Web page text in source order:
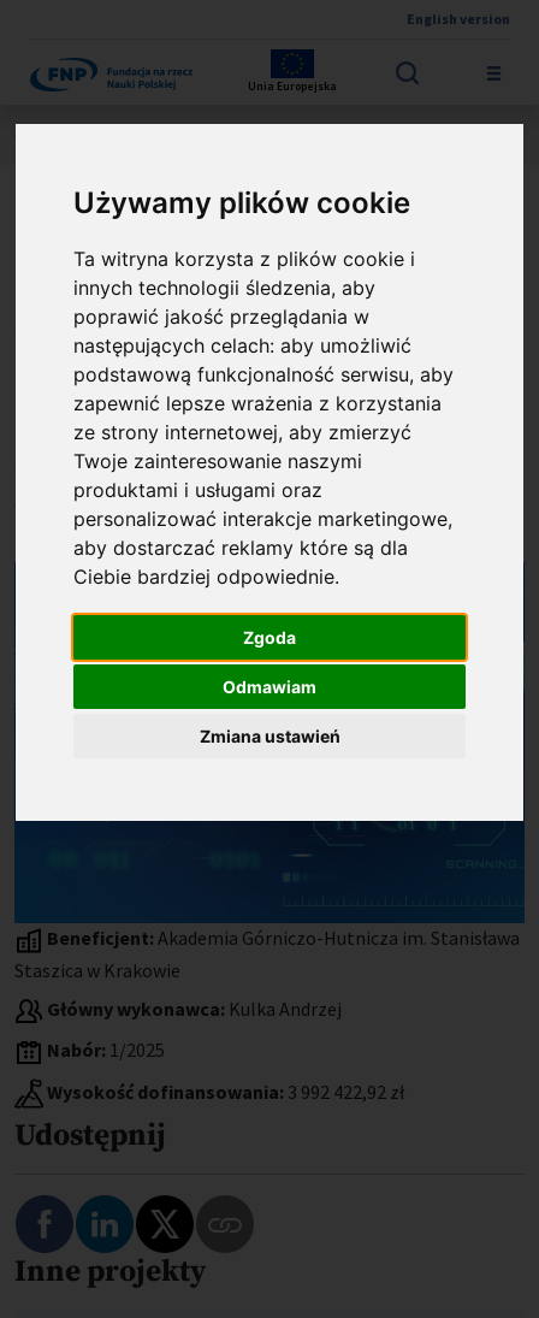
Używamy plików cookie
Ta witryna korzysta z plików cookie i
innych technologii śledzenia, aby
poprawić jakość przeglądania w
następujących celach:aby umożliwić
podstawową funkcjonalność serwisu,aby
zapewnić lepsze wrażenia z korzystania
ze strony internetowej,aby zmierzyć
Twoje zainteresowanie naszymi
produktami i usługami oraz
personalizować interakcje marketingowe,
aby dostarczać reklamy które są dla
Ciebie bardziej odpowiednie.
Zgoda
Odmawiam
Zmiana ustawień
English version
Unia Europejska
Nowa generacja
akumulatorów Li-metal z
półstałymi elektrolitami
oraz samoregenerującymi
się, bioinspirowanymi
interfejsami
katoda/elektrolit
Beneficjent: Akademia Górniczo-Hutnicza im. Stanisława
Staszica w Krakowie
Główny wykonawca: Kulka Andrzej
Nabór: 1/2025
Wysokość dofinansowania: 3 992 422,92 zł
Udostępnij
Podziel się na Facebooku
Podziel się na LinkedIn
Podziel się na Twitterze
Inne projekty